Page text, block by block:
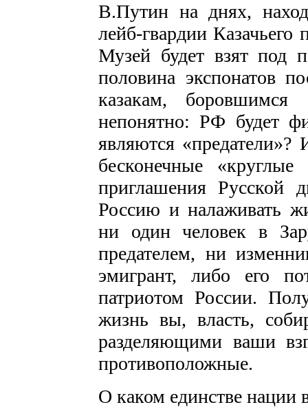
В.Путин на днях,
лейб-гвардии
Музей будет взят под
половина экспонатов
казакам,
непонятно: РФ будет
являются «предатели»?
бесконечные
приглашения Русской
Россию и налаживать
ни один человек в
предателем, ни
эмигрант, либо его
патриотом России.
жизнь вы, власть,
разделяющими ваши
противоположные.
О каком единстве нации